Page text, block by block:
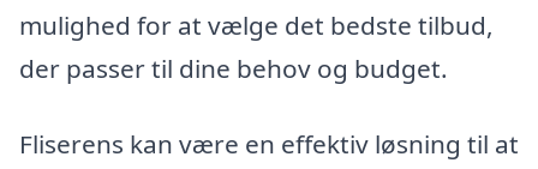
mulighed for at vælge det bedste tilbud,
der passer til dine behov og budget.
Fliserens kan være en effektiv løsning til at